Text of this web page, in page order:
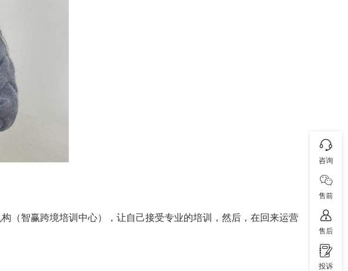
（智赢跨境培训中心），让自己接受专业的培训，然后，在回来运营
咨询
售前
售后
投诉